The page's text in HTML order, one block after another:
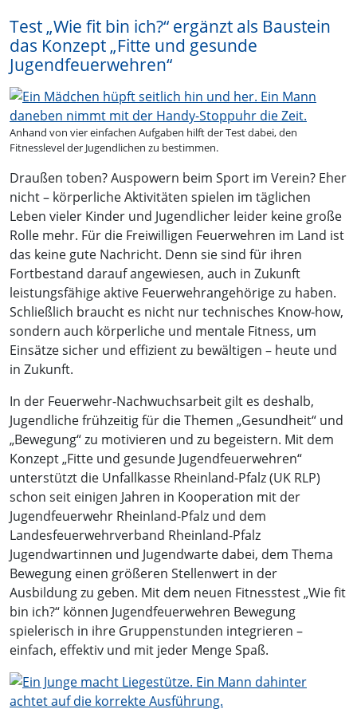
Test „Wie fit bin ich?“ ergänzt als Baustein
das Konzept „Fitte und gesunde
Jugendfeuerwehren“
Anhand von vier einfachen Aufgaben hilft der Test dabei, den
Fitnesslevel der Jugendlichen zu bestimmen.
Draußen toben? Auspowern beim Sport im Verein? Eher
nicht – körperliche Aktivitäten spielen im täglichen
Leben vieler Kinder und Jugendlicher leider keine große
Rolle mehr. Für die Freiwilligen Feuerwehren im Land ist
das keine gute Nachricht. Denn sie sind für ihren
Fortbestand darauf angewiesen, auch in Zukunft
leistungsfähige aktive Feuerwehrangehörige zu haben.
Schließlich braucht es nicht nur technisches Know-how,
sondern auch körperliche und mentale Fitness, um
Einsätze sicher und effizient zu bewältigen – heute und
in Zukunft.
In der Feuerwehr-Nachwuchsarbeit gilt es deshalb,
Jugendliche frühzeitig für die Themen „Gesundheit“ und
„Bewegung“ zu motivieren und zu begeistern. Mit dem
Konzept „Fitte und gesunde Jugendfeuerwehren“
unterstützt die Unfallkasse Rheinland-Pfalz (UK RLP)
schon seit einigen Jahren in Kooperation mit der
Jugendfeuerwehr Rheinland-Pfalz und dem
Landesfeuerwehrverband Rheinland-Pfalz
Jugendwartinnen und Jugendwarte dabei, dem Thema
Bewegung einen größeren Stellenwert in der
Ausbildung zu geben. Mit dem neuen Fitnesstest „Wie fit
bin ich?“ können Jugendfeuerwehren Bewegung
spielerisch in ihre Gruppenstunden integrieren –
einfach, effektiv und mit jeder Menge Spaß.